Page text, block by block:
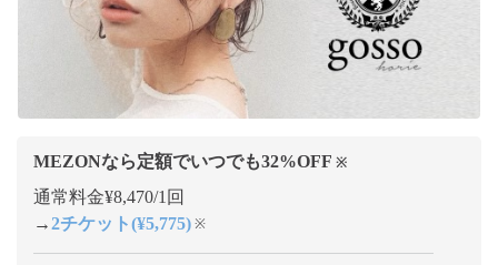
MEZONなら定額でいつでも32%OFF ※
通常料金¥8,470/1回
→2チケット(¥5,775) ※